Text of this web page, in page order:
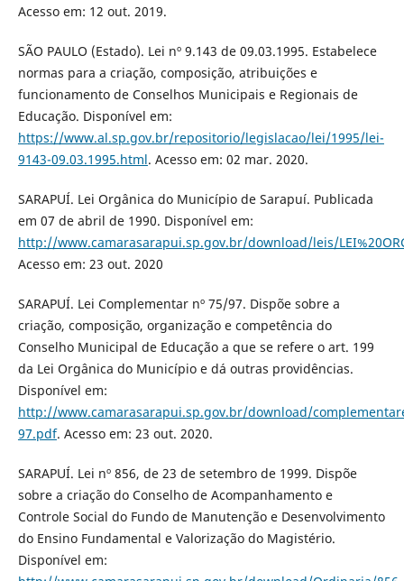
Acesso em: 12 out. 2019.
SÃO PAULO (Estado). Lei nº 9.143 de 09.03.1995. Estabelece
normas para a criação, composição, atribuições e
funcionamento de Conselhos Municipais e Regionais de
Educação. Disponível em:
https://www.al.sp.gov.br/repositorio/legislacao/lei/1995/lei-
9143-09.03.1995.html. Acesso em: 02 mar. 2020.
SARAPUÍ. Lei Orgânica do Município de Sarapuí. Publicada
em 07 de abril de 1990. Disponível em:
http://www.camarasarapui.sp.gov.br/download/leis/
Acesso em: 23 out. 2020
SARAPUÍ. Lei Complementar nº 75/97. Dispõe sobre a
criação, composição, organização e competência do
Conselho Municipal de Educação a que se refere o art. 199
da Lei Orgânica do Município e dá outras providências.
Disponível em:
http://www.camarasarapui.sp.gov.br/download/
97.pdf. Acesso em: 23 out. 2020.
SARAPUÍ. Lei nº 856, de 23 de setembro de 1999. Dispõe
sobre a criação do Conselho de Acompanhamento e
Controle Social do Fundo de Manutenção e Desenvolvimento
do Ensino Fundamental e Valorização do Magistério.
Disponível em: